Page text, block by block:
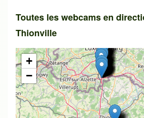
Toutes les webcams en
Thionville
+
−